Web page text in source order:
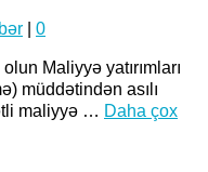
0
Maliyyə yatırımları
müddətindən asılı
maliyyə … Daha çox